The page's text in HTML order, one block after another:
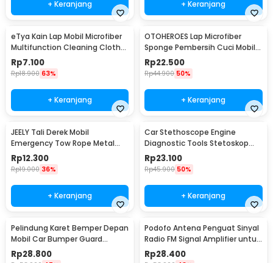
+ Keranjang + Keranjang
eTya Kain Lap Mobil Microfiber
Multifunction Cleaning Cloth
30x39cm - H-10
Rp7.100
Rp18.900 63%
+ Keranjang
OTOHEROES Lap Microfiber
Sponge Pembersih Cuci Mobil
Motor - TP266
Rp22.500
Rp44.900 50%
+ Keranjang
JEELY Tali Derek Mobil
Emergency Tow Rope Metal
Buckle U-Type 2.7M - JL30
Rp12.300
Rp19.000 36%
+ Keranjang
Car Stethoscope Engine
Diagnostic Tools Stetoskop
Mesin Mobil - W80582
Rp23.100
Rp45.900 50%
+ Keranjang
Pelindung Karet Bemper Depan
Mobil Car Bumper Guard
57mm 2.5M
Rp28.800
Podofo Antena Penguat Sinyal
Radio FM Signal Amplifier untuk
Mobil - ANT-208
Rp28.400